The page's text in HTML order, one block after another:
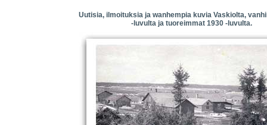
Uutisia, ilmoituksia ja wanhempia kuvia Vaskiolta,
-luvulta ja tuoreimmat 1930 -luvulta.